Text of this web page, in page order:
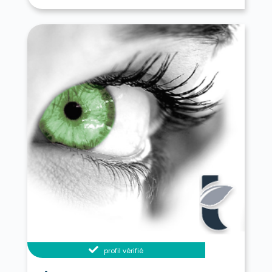
Languidic 56440
Lanvénégen 56320
Larmor-Baden 56870
Larmor-Plage 56260
Larré 56230
Lignol 56160
Lizio 56460
Locmalo 56160
Locmaria 56360
Locmaria-Grand-Champ 56390
Locmariaquer 56740
Locminé 56500
Locmiquélic 56570
Locoal-Mendon 56550
Locqueltas 56390
Lorient 56100
Loyat 56800
Malansac 56220
Malestroit 56140
Malguénac 56300
Marzan 56130
Mauron 56430
Melrand 56310
Ménéac 56490
Merlevenez 56700
Meslan 56320
Missiriac 56140
Molac 56230
Monterrein 56800
Montertelot 56800
Moréac 56500
Moustoir-Ac 56500
profil vérifié